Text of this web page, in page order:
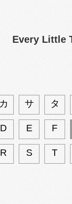
Every Little
カ サ タ
D E F
R S T